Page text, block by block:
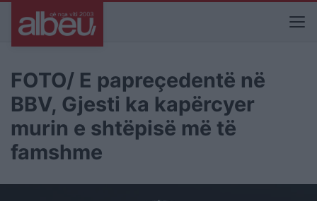
FOTO/ E papreçedentë në
BBV, Gjesti ka kapërcyer
murin e shtëpisë më të
famshme